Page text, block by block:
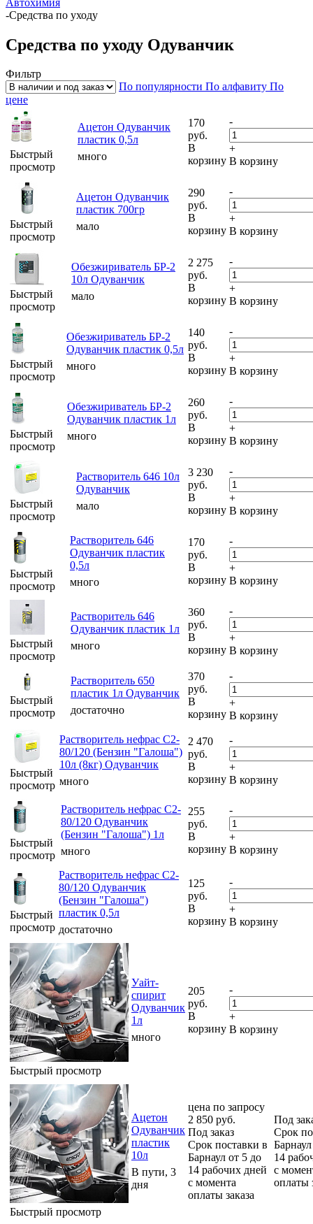
-Средства по уходу
Средства по уходу Одуванчик
Фильтр
По популярности По алфавиту По
цене
Быстрый
просмотр
Ацетон Одуванчик
пластик 0,5л
много
170
руб.
В
корзину
-
+
В корзину
Быстрый
просмотр
Ацетон Одуванчик
пластик 700гр
мало
290
руб.
В
корзину
-
+
В корзину
Быстрый
просмотр
Обезжириватель БР-2
10л Одуванчик
мало
2 275
руб.
В
корзину
-
+
В корзину
Быстрый
просмотр
Обезжириватель БР-2
Одуванчик пластик 0,5л
много
140
руб.
В
корзину
-
+
В корзину
Быстрый
просмотр
Обезжириватель БР-2
Одуванчик пластик 1л
много
260
руб.
В
корзину
-
+
В корзину
Быстрый
просмотр
Растворитель 646 10л
Одуванчик
мало
3 230
руб.
В
корзину
-
+
В корзину
Быстрый
просмотр
Растворитель 646
Одуванчик пластик
0,5л
много
170
руб.
В
корзину
-
+
В корзину
Быстрый
просмотр
Растворитель 646
Одуванчик пластик 1л
много
360
руб.
В
корзину
-
+
В корзину
Быстрый
просмотр
Растворитель 650
пластик 1л Одуванчик
достаточно
370
руб.
В
корзину
-
+
В корзину
Быстрый
просмотр
Растворитель нефрас С2-
80/120 (Бензин "Галоша")
10л (8кг) Одуванчик
много
2 470
руб.
В
корзину
-
+
В корзину
Быстрый
просмотр
Растворитель нефрас С2-
80/120 Одуванчик
(Бензин "Галоша") 1л
много
255
руб.
В
корзину
-
+
В корзину
Быстрый
просмотр
Растворитель нефрас С2-
80/120 Одуванчик
(Бензин "Галоша")
пластик 0,5л
достаточно
125
руб.
В
корзину
-
+
В корзину
Быстрый просмотр
Уайт-
спирит
Одуванчик
1л
много
205
руб.
В
корзину
-
+
В корзину
Быстрый просмотр
Ацетон
Одуванчик
пластик
10л
В пути, 3
дня
цена по запросу
2 850 руб.
Под заказ
Срок поставки в
Барнаул от 5 до
14 рабочих дней
с момента
оплаты заказа
Под
Срок
14
с
оплаты